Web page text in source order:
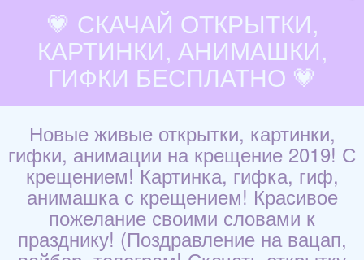
💗 СКАЧАЙ ОТКРЫТКИ,
КАРТИНКИ, АНИМАШКИ,
ГИФКИ БЕСПЛАТНО 💗
Новые живые открытки, картинки,
гифки, анимации на крещение 2019! С
крещением! Картинка, гифка, гиф,
анимашка с крещением! Красивое
пожелание своими словами к
празднику! (Поздравление на вацап,